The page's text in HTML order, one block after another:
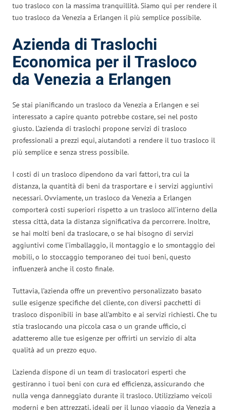
tuo trasloco con la massima tranquillità. Siamo qui per rendere il
tuo trasloco da Venezia a Erlangen il più semplice possibile.
Azienda di Traslochi
Economica per il Trasloco
da Venezia a Erlangen
Se stai pianificando un trasloco da Venezia a Erlangen e sei
interessato a capire quanto potrebbe costare, sei nel posto
giusto. L’azienda di traslochi propone servizi di trasloco
professionali a prezzi equi, aiutandoti a rendere il tuo trasloco il
più semplice e senza stress possibile.
I costi di un trasloco dipendono da vari fattori, tra cui la
distanza, la quantità di beni da trasportare e i servizi aggiuntivi
necessari. Ovviamente, un trasloco da Venezia a Erlangen
comporterà costi superiori rispetto a un trasloco all’interno della
stessa città, data la distanza significativa da percorrere. Inoltre,
se hai molti beni da traslocare, o se hai bisogno di servizi
aggiuntivi come l’imballaggio, il montaggio e lo smontaggio dei
mobili, o lo stoccaggio temporaneo dei tuoi beni, questo
influenzerà anche il costo finale.
Tuttavia, l’azienda offre un preventivo personalizzato basato
sulle esigenze specifiche del cliente, con diversi pacchetti di
trasloco disponibili in base all’ambito e ai servizi richiesti. Che tu
stia traslocando una piccola casa o un grande ufficio, ci
adatteremo alle tue esigenze per offrirti un servizio di alta
qualità ad un prezzo equo.
L’azienda dispone di un team di traslocatori esperti che
gestiranno i tuoi beni con cura ed efficienza, assicurando che
nulla venga danneggiato durante il trasloco. Utilizziamo veicoli
moderni e ben attrezzati, ideali per il lungo viaggio da Venezia a